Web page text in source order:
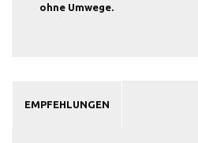
ohne Umwege.
EMPFEHLUNGEN